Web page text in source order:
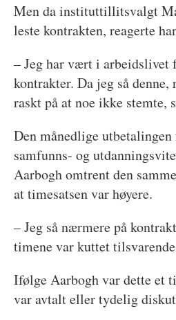
Men da instituttillitsvalgt
leste kontrakten, reagerte
– Jeg har vært i arbeidslivet
kontrakter. Da jeg så denne,
raskt på at noe ikke stemte,
Den månedlige
samfunns- og
Aarbogh omtrent den
at timesatsen var høyere.
– Jeg så nærmere på
timene var kuttet
Ifølge Aarbogh var dette et
var avtalt eller tydelig